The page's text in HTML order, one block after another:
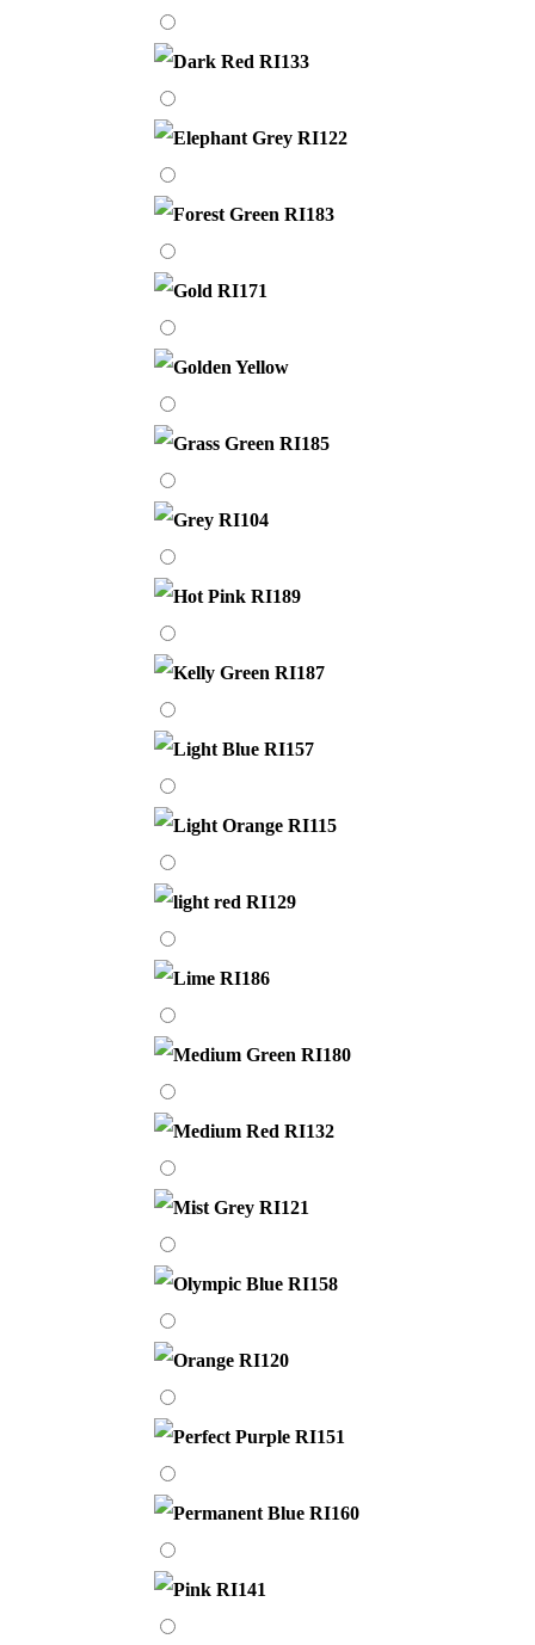
RI107
Dark
Red
RI133
Elephant
Grey
RI122
Forest
Green
RI183
Gold
RI171
Golden
Yellow
Grass
Green
RI185
Grey
RI104
Hot
Pink
RI189
Kelly
Green
RI187
Light
Blue
RI157
Light
Orange
RI115
light
red
RI129
Lime
RI186
Medium
Green
RI180
Medium
Red
RI132
Mist
Grey
RI121
Olympic
Blue
RI158
Orange
RI120
Perfect
Purple
RI151
Permanent
Blue
RI160
Pink
RI141
Primrose